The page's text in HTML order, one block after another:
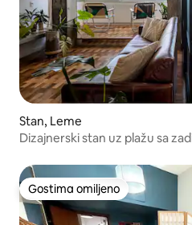
Stan, Leme
Dizajnerski stan uz plažu sa
Gostima omiljeno
Gostima omiljeno